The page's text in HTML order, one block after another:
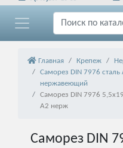
Главная Крепеж
Саморез DIN 7976
нержавеющий
Саморез DIN 7976
А2 нерж
Саморез DIN